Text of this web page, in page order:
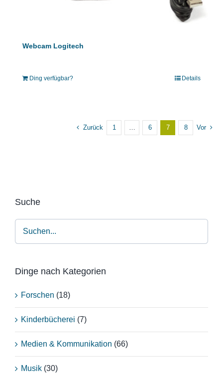
Webcam Logitech
Ding verfügbar? Details
Zurück 1 … 6 7 8 Vor
Suche
Dinge nach Kategorien
Forschen (18)
Kinderbücherei (7)
Medien & Kommunikation (66)
Musik (30)